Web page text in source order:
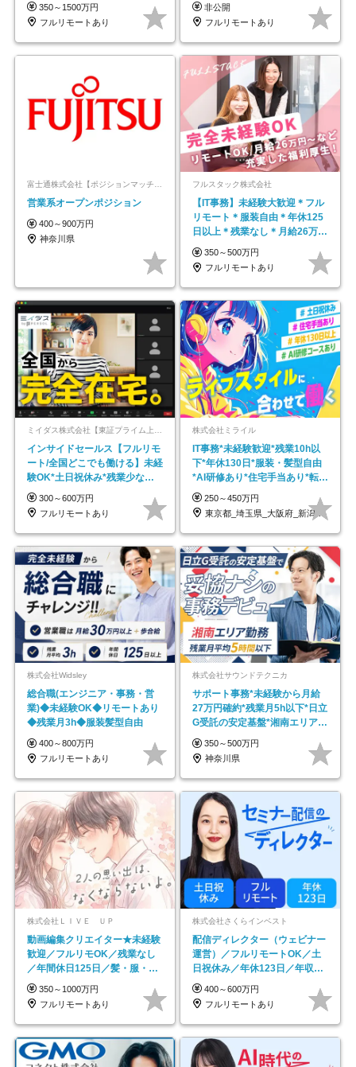
350～1500万円
フルリモートあり
非公開
フルリモートあり
富士通株式会社【ポジションマッチ登録】
営業系オープンポジション
400～900万円
神奈川県
フルスタック株式会社
【IT事務】未経験大歓迎＊フル
リモート＊服装自由＊年休125
日以上＊残業なし＊月給26万円
以上
350～500万円
フルリモートあり
インサイドセールス【フルリモ
ート/全国どこでも働ける】未経
験OK*土日祝休み*残業少なめ*
在宅勤務手当あり
300～600万円
フルリモートあり
株式会社ミライル
IT事務*未経験歓迎*残業10h以
下*年休130日*服装・髪型自由
*AI研修あり*住宅手当あり*転勤
なし
250～450万円
東京都_埼玉県_大阪府_新潟県_福岡県
株式会社Widsley
総合職(エンジニア・事務・営
業)◆未経験OK◆リモートあり
◆残業月3h◆服装髪型自由
400～800万円
フルリモートあり
株式会社サウンドテクニカ
サポート事務*未経験から月給
27万円確約*残業月5h以下*日立
G受託の安定基盤*湘南エリア勤
務
350～500万円
神奈川県
株式会社ＬＩＶＥ ＵＰ
動画編集クリエイター★未経験
歓迎／フルリモOK／残業なし
／年間休日125日／髪・服・ネ
イル自由／研修充実で安心
350～1000万円
フルリモートあり
株式会社さくらインベスト
配信ディレクター（ウェビナー
運営）／フルリモートOK／土
日祝休み／年休123日／年収
600万円可
400～600万円
フルリモートあり